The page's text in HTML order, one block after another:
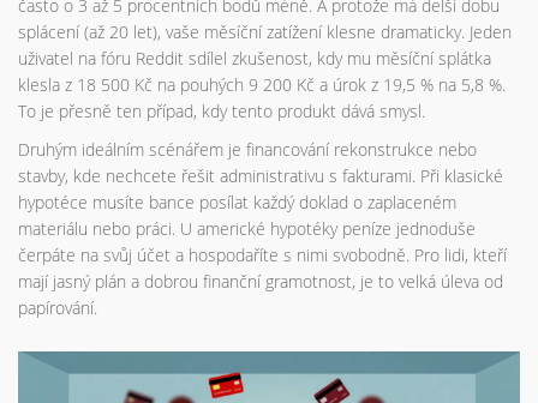
často o 3 až 5 procentních bodů méně. A protože má delší dobu
splácení (až 20 let), vaše měsíční zatížení klesne dramaticky. Jeden
uživatel na fóru Reddit sdílel zkušenost, kdy mu měsíční splátka
klesla z 18 500 Kč na pouhých 9 200 Kč a úrok z 19,5 % na 5,8 %.
To je přesně ten případ, kdy tento produkt dává smysl.
Druhým ideálním scénářem je financování rekonstrukce nebo
stavby, kde nechcete řešit administrativu s fakturami. Při klasické
hypotéce musíte bance posílat každý doklad o zaplaceném
materiálu nebo práci. U americké hypotéky peníze jednoduše
čerpáte na svůj účet a hospodaříte s nimi svobodně. Pro lidi, kteří
mají jasný plán a dobrou finanční gramotnost, je to velká úleva od
papírování.